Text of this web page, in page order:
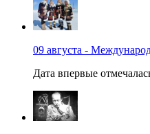
09 августа -
Дата впервые